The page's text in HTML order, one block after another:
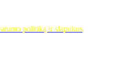
politiką ir slapukus